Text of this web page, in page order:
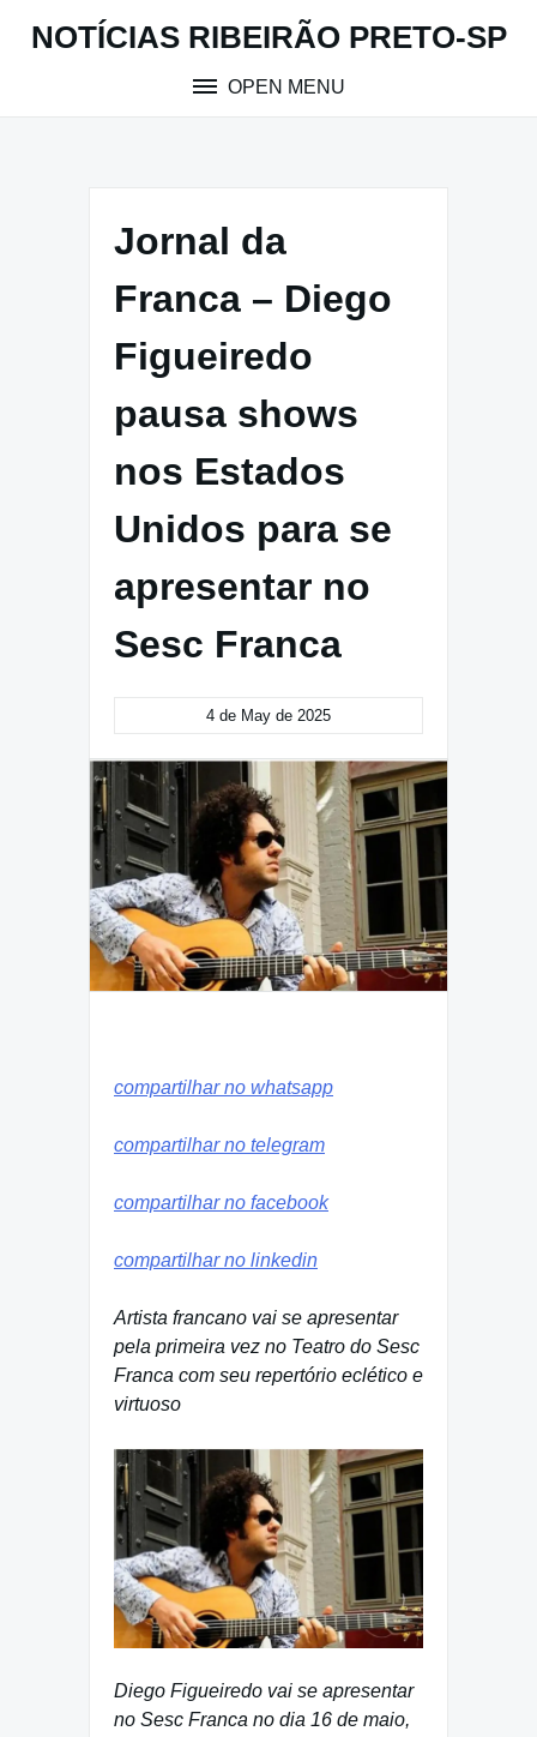
NOTÍCIAS RIBEIRÃO PRETO-SP
OPEN MENU
Jornal da
Franca – Diego
Figueiredo
pausa shows
nos Estados
Unidos para se
apresentar no
Sesc Franca
4 de May de 2025
compartilhar no whatsapp
compartilhar no telegram
compartilhar no facebook
compartilhar no linkedin
Artista francano vai se apresentar
pela primeira vez no Teatro do Sesc
Franca com seu repertório eclético e
virtuoso
Diego Figueiredo vai se apresentar
no Sesc Franca no dia 16 de maio,